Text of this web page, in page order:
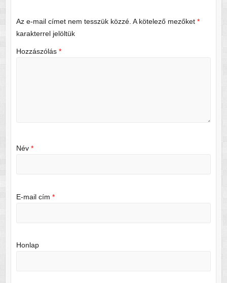
Az e-mail címet nem tesszük közzé. A kötelező mezőket *
karakterrel jelöltük
Hozzászólás *
Név *
E-mail cím *
Honlap